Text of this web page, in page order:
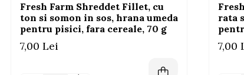
Fresh Farm Shreddet Fillet, cu
ton si somon in sos, hrana umeda
pentru pisici, fara cereale, 70 g
7,00 Lei
rata
7,00